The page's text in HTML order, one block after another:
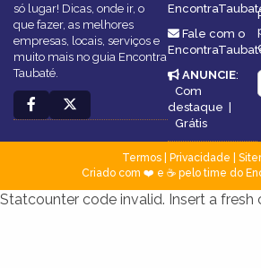
só lugar! Dicas, onde ir, o
que fazer, as melhores
empresas, locais, serviços e
muito mais no guia Encontra
Taubaté.
Fale com o
ANUNCIE:
Com
destaque |
Grátis
Termos| Privacidade
Criado com ❤️ e ☕ pelo time do
Statcounter code invalid. Insert a fresh